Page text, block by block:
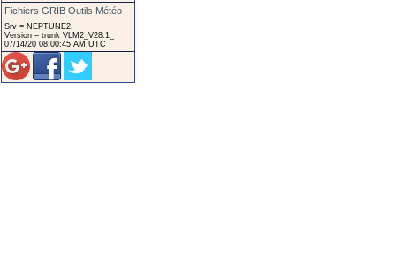
Fichiers GRIB Outils Météo
Srv = NEPTUNE2.
Version = trunk VLM2_V28.1_
07/14/20 08:00:45 AM UTC